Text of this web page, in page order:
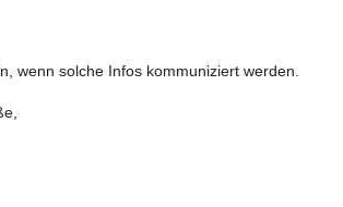
wenn solche Infos kommuniziert werden.